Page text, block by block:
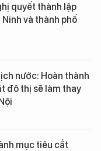
quyết thành lập
và thành phố
nước: Hoàn thành
đô thị sẽ làm thay
mục tiêu cắt